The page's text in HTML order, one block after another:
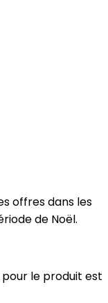
offres dans les
de Noël.
le produit est